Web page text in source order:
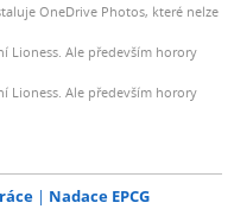
OneDrive Photos, které nelze
Lioness. Ale především horory
Lioness. Ale především horory
Nadace EPCG